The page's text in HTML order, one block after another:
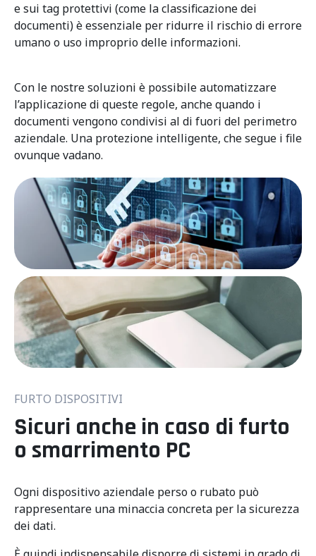
e sui tag protettivi (come la classificazione dei
documenti) è essenziale per ridurre il rischio di errore
umano o uso improprio delle informazioni.
Con le nostre soluzioni è possibile automatizzare
l’applicazione di queste regole, anche quando i
documenti vengono condivisi al di fuori del perimetro
aziendale. Una protezione intelligente, che segue i file
ovunque vadano.
FURTO DISPOSITIVI
Sicuri anche in caso di furto
o smarrimento PC
Ogni dispositivo aziendale perso o rubato può
rappresentare una minaccia concreta per la sicurezza
dei dati.